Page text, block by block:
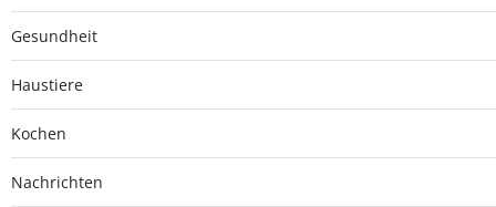
Gesundheit
Haustiere
Kochen
Nachrichten